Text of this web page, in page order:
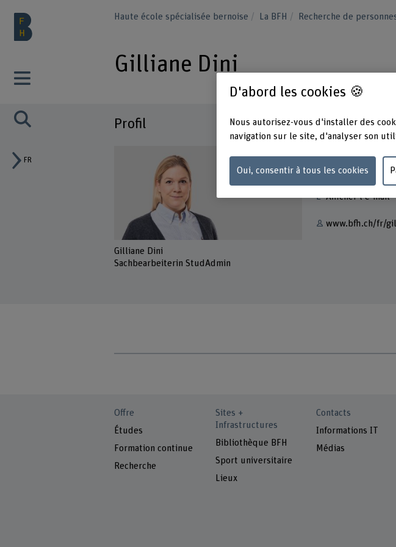
FR
Haute école spécialisée bernoise La BFH Recherche de
Gilliane Dini
Profil
Gilliane Dini
Sachbearbeiterin StudAdmin
Contact
Afficher l'e-mail
www.bfh.ch/fr/
Offre
Études
Formation continue
Recherche
Sites +
Infrastructures
Bibliothèque BFH
Sport universitaire
Lieux
Contacts
Informations IT
Médias
D'abord les cookies 🍪
Nous autorisez-vous d'installer des
navigation sur le site, d'analyser son
Oui, consentir à tous les cookies